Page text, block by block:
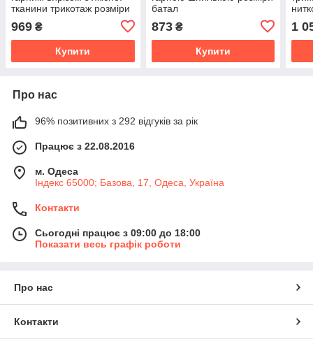
тканини трикотаж розміри
969 ₴
Купити
батал
873₴
Купити
1
Про нас
96% позитивних з 292 відгуків за рік
Працює з 22.08.2016
м. Одеса
Індекс 65000; Базова, 17, Одеса, Україна
Контакти
Сьогодні працює з 09:00 до 18:00
Показати весь графік роботи
Про нас
Контакти